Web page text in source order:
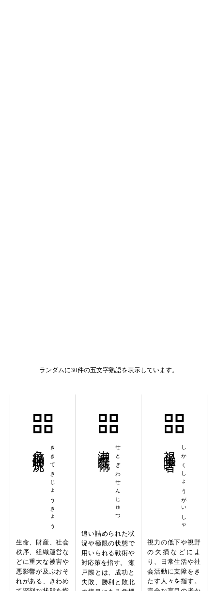
ランダムに30件の五文字熟語を表示しています。
ききてきじょうきょう
生命、財産、社会
秩序、組織運営な
どに重大な被害や
悪影響が及ぶおそ
れがある、きわめ
せとぎわせんじゅつ
追い詰められた状
況や極限の状態で
用いられる戦術や
対応策を指す。 瀬
戸際とは、成功と
失敗、勝利と敗北
しかくしょうがいしゃ
視力の低下や視野
の欠損などによ
り、日常生活や社
会活動に支障をき
たす人々を指す。